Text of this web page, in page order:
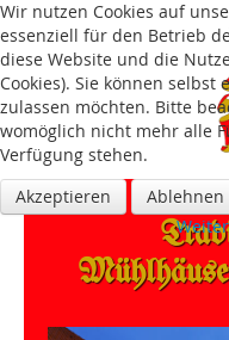
Wir nutzen Cookies auf
essenziell für den Betrieb
diese Website und die
Cookies). Sie können selbst
zulassen möchten. Bitte
womöglich nicht mehr alle
Verfügung stehen.
Akzeptieren
Ablehnen